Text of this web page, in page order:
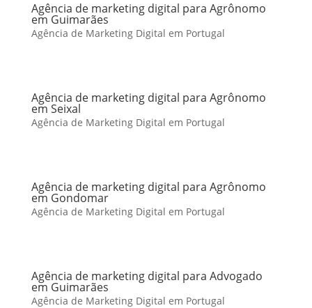
Agência de marketing digital para Agrônomo
em Guimarães
Agência de Marketing Digital em Portugal
Agência de marketing digital para Agrônomo
em Seixal
Agência de Marketing Digital em Portugal
Agência de marketing digital para Agrônomo
em Gondomar
Agência de Marketing Digital em Portugal
Agência de marketing digital para Advogado
em Guimarães
Agência de Marketing Digital em Portugal